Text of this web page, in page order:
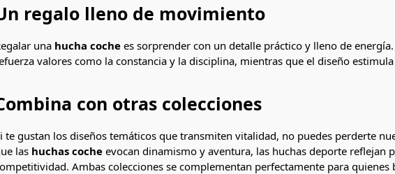
regalo lleno de movimiento
una hucha cochees sorprender con un detalle práctico y lleno de
valores como la constancia y la disciplina, mientras que el diseño
con otras colecciones
te gustan los diseños temáticos que transmiten vitalidad, no puedes perderte
las huchas cocheevocan dinamismo y aventura, las huchas deporte reflejan
Ambas colecciones se complementan perfectamente para